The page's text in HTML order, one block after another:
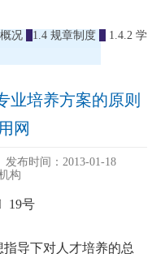
况 1.4 规章制度
1.4.2 学
业培养方案的原则
网
发布时间：2013-01-18
构
19号
导下对人才培养的总